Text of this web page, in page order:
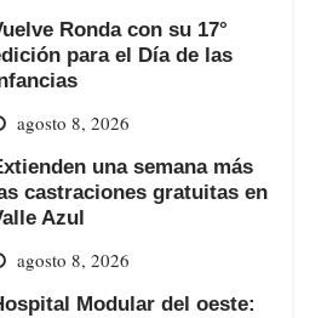
Ronda con su 17°
para el Día de las
agosto 8, 2026
una semana más
castraciones gratuitas en
Azul
agosto 8, 2026
Modular del oeste: